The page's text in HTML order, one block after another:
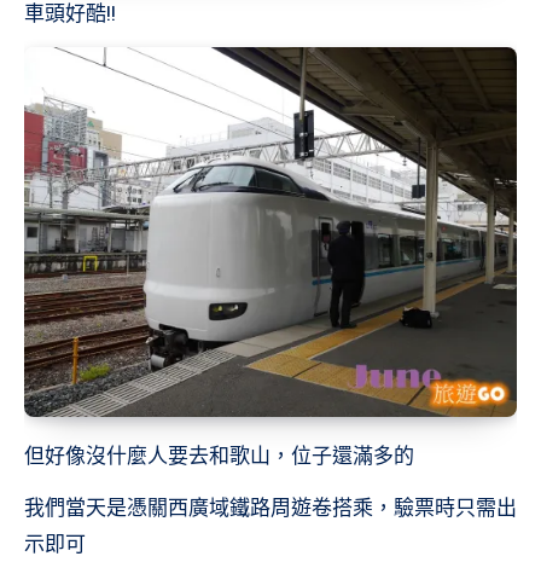
車頭好酷!!
但好像沒什麼人要去和歌山，位子還滿多的
我們當天是憑關西廣域鐵路周遊卷搭乘，驗票時只需出
示即可